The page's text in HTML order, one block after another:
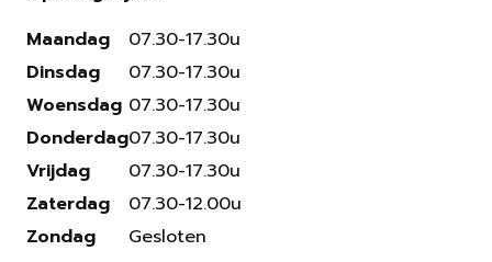
Maandag
Dinsdag
Woensdag
Donderdag
Vrijdag
Zaterdag
Zondag
07.30-17.30u
07.30-17.30u
07.30-17.30u
07.30-17.30u
07.30-17.30u
07.30-12.00u
Gesloten